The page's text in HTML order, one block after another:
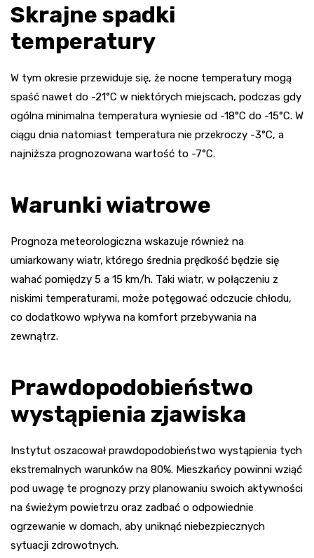
Skrajne spadki
temperatury
W tym okresie przewiduje się, że nocne temperatury mogą
spaść nawet do -21°C w niektórych miejscach, podczas gdy
ogólna minimalna temperatura wyniesie od -18°C do -15°C. W
ciągu dnia natomiast temperatura nie przekroczy -3°C, a
najniższa prognozowana wartość to -7°C.
Warunki wiatrowe
Prognoza meteorologiczna wskazuje również na
umiarkowany wiatr, którego średnia prędkość będzie się
wahać pomiędzy 5 a 15 km/h. Taki wiatr, w połączeniu z
niskimi temperaturami, może potęgować odczucie chłodu,
co dodatkowo wpływa na komfort przebywania na
zewnątrz.
Prawdopodobieństwo
wystąpienia zjawiska
Instytut oszacował prawdopodobieństwo wystąpienia tych
ekstremalnych warunków na 80%. Mieszkańcy powinni wziąć
pod uwagę te prognozy przy planowaniu swoich aktywności
na świeżym powietrzu oraz zadbać o odpowiednie
ogrzewanie w domach, aby uniknąć niebezpiecznych
sytuacji zdrowotnych.